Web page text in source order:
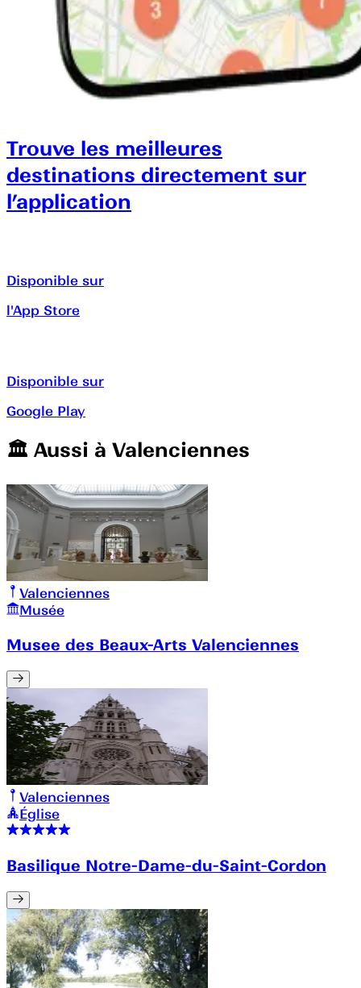
Trouve les meilleures
destinations directement sur
l’application
Disponible sur
l'App Store
Disponible sur
Google Play
🏛️️ Aussi à Valenciennes
Valenciennes
Musée
Musee des Beaux-Arts Valenciennes
Valenciennes
Église
Basilique Notre-Dame-du-Saint-Cordon